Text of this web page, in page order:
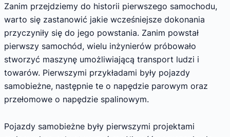
Zanim przejdziemy do historii pierwszego samochodu,
warto się zastanowić jakie wcześniejsze dokonania
przyczyniły się do jego powstania. Zanim powstał
pierwszy samochód, wielu inżynierów próbowało
stworzyć maszynę umożliwiającą transport ludzi i
towarów. Pierwszymi przykładami były pojazdy
samobieżne, następnie te o napędzie parowym oraz
przełomowe o napędzie spalinowym.
Pojazdy samobieżne były pierwszymi projektami